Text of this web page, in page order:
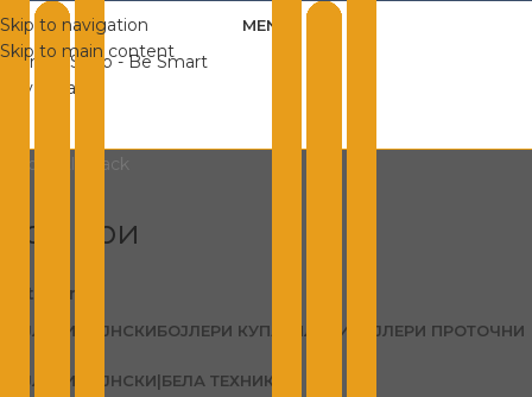
Skip to navigation
Skip to main content
MENU
Бојлери
Categories
БОЈЛЕРИ КУЈНСКИБОЈЛЕРИ КУПАТИЛСКИ БОЈЛЕРИ ПРОТОЧНИ
БОЈЛЕРИ КУЈНСКИ|БЕЛА ТЕХНИКА